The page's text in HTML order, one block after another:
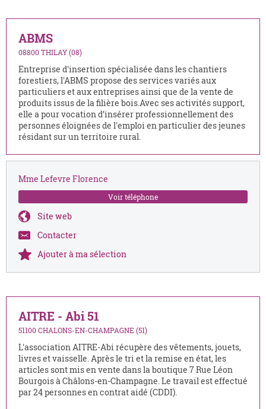
ABMS
08800 THILAY (08)
Entreprise d'insertion spécialisée dans les chantiers
forestiers, l'ABMS propose des services variés aux
particuliers et aux entreprises ainsi que de la vente de
produits issus de la filière bois.Avec ses activités support,
elle a pour vocation d’insérer professionnellement des
personnes éloignées de l'emploi en particulier des jeunes
résidant sur un territoire rural.
Mme Lefevre Florence
Voir téléphone
Site web
Contacter
Ajouter à ma sélection
AITRE - Abi 51
51100 CHALONS-EN-CHAMPAGNE (51)
L'association AITRE-Abi récupère des vêtements, jouets,
livres et vaisselle. Après le tri et la remise en état, les
articles sont mis en vente dans la boutique 7 Rue Léon
Bourgois à Châlons-en-Champagne. Le travail est effectué
par 24 personnes en contrat aidé (CDDI).